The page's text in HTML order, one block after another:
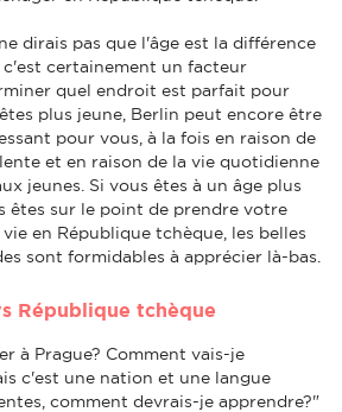
dirais pas que l'âge est la différence
c'est certainement un facteur
quel endroit est parfait pour
plus jeune, Berlin peut encore être
pour vous, à la fois en raison de
et en raison de la vie quotidienne
jeunes. Si vous êtes à un âge plus
êtes sur le point de prendre votre
en République tchèque, les belles
sont formidables à apprécier là-bas.
République tchèque
à Prague? Comment vais-je
c'est une nation et une langue
comment devrais-je apprendre?"